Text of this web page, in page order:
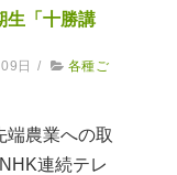
生「十勝講
日 /
各種ご
端農業への取
連続テレ